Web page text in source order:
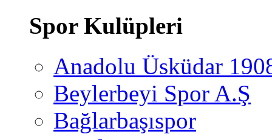
Spor Kulüpleri
Anadolu Üsküdar
Beylerbeyi Spor A.Ş
Bağlarbaşıspor